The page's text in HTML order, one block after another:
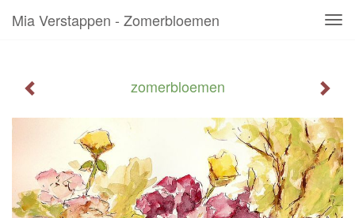
Mia Verstappen - Zomerbloemen
zomerbloemen